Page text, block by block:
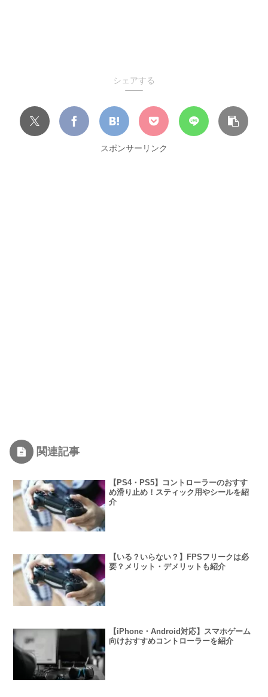
シェアする
スポンサーリンク
関連記事
【PS4・PS5】コントローラーのおすす
め滑り止め！スティック用やシールを紹
介
【いる？いらない？】FPSフリークは必
要？メリット・デメリットも紹介
【iPhone・Android対応】スマホゲーム
向けおすすめコントローラーを紹介